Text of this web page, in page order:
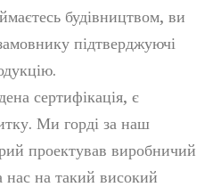
будівництвом, ви
підтверджуючі
сертифікація, є
Ми горді за наш
проектував виробничий
на такий високий